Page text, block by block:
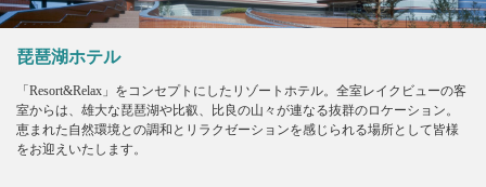
琵琶湖ホテル
「Resort&Relax」をコンセプトにしたリゾートホテル。全室レイクビューの客
室からは、雄大な琵琶湖や比叡、比良の山々が連なる抜群のロケーション。
恵まれた自然環境との調和とリラクゼーションを感じられる場所として皆様
をお迎えいたします。